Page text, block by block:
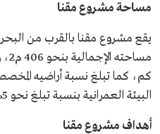
مساحة مشروع مقنا
يقع مشروع مقنا بالقرب من
البيئة العمرانية بنسبة تبلغ نحو 5% من مساحته الإجمالية.
أهداف مشروع مقنا